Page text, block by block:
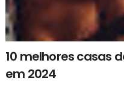
10 melhores casas
em 2024